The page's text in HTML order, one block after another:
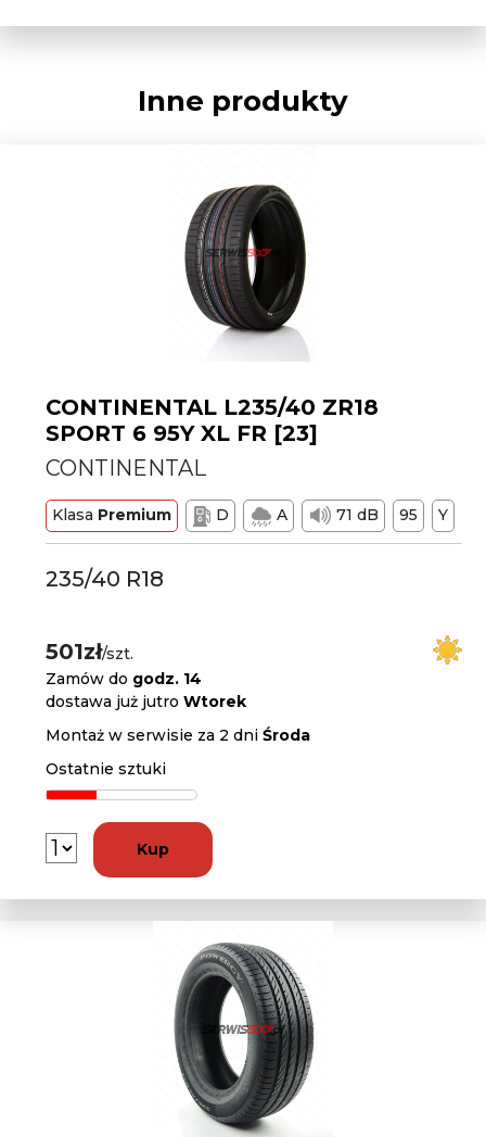
Inne produkty
CONTINENTAL L235/40 ZR18
SPORT 6 95Y XL FR [23]
CONTINENTAL
Klasa Premium D A 71 dB 95 Y
235/40 R18
501zł/szt.
Zamów do godz. 14
dostawa już jutroWtorek
Montaż w serwisie za 2 dniŚroda
Ostatnie sztuki
Kup